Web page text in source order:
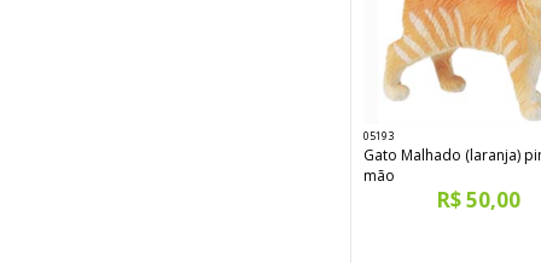
05193
Gato Malhado (laranja)
mão
R$ 50,00